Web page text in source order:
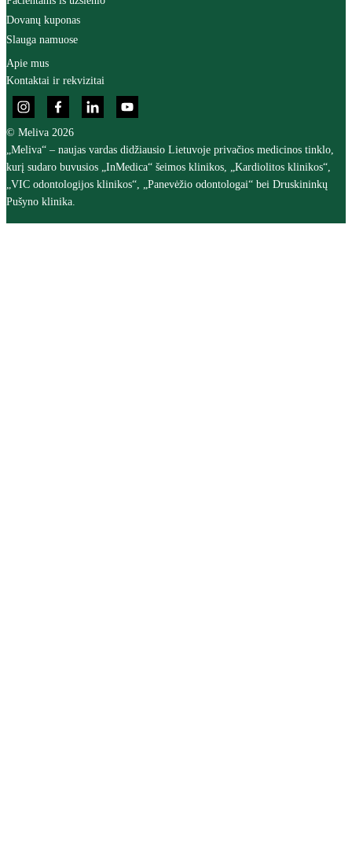
Dovanų kuponas
Slauga namuose
Apie mus
Kontaktai ir rekvizitai
© Meliva 2026
„Meliva“ – naujas vardas didžiausio Lietuvoje privačios medicinos tinklo,
kurį sudaro buvusios „InMedica“ šeimos klinikos, „Kardiolitos klinikos“,
„VIC odontologijos klinikos“, „Panevėžio odontologai“ bei Druskininkų
Pušyno klinika.